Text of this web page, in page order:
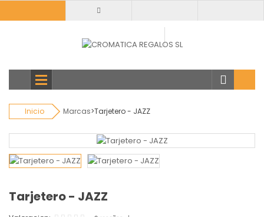
categorias
Inicio Marcas>Tarjetero - JAZZ
Tarjetero - JAZZ